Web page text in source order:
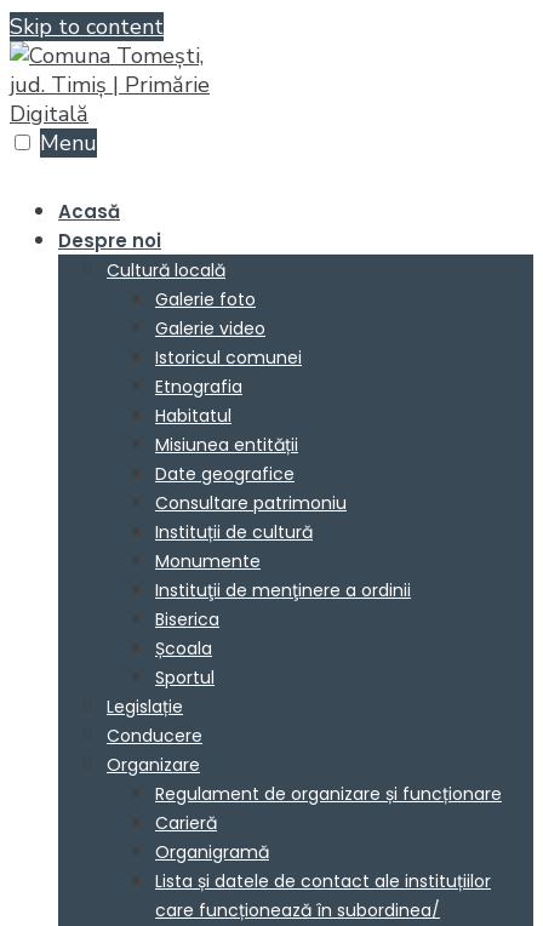
Skip to content
Menu
Acasă
Despre noi
Cultură locală
Galerie foto
Galerie video
Istoricul comunei
Etnografia
Habitatul
Misiunea entității
Date geografice
Consultare patrimoniu
Instituții de cultură
Monumente
Instituţii de menţinere a ordinii
Biserica
Școala
Sportul
Legislație
Conducere
Organizare
Regulament de organizare și funcționare
Carieră
Organigramă
Lista și datele de contact ale instituțiilor
care funcționează în subordinea/